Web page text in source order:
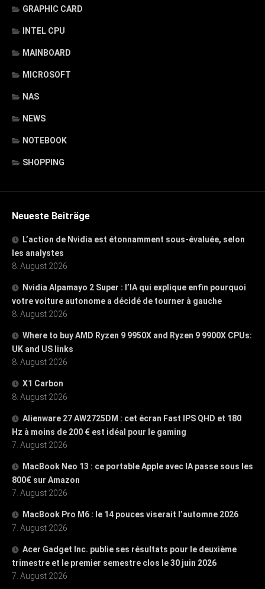
GRAPHIC CARD
INTEL CPU
MAINBOARD
MICROSOFT
NAS
NEWS
NOTEBOOK
SHOPPING
Neueste Beiträge
L’action de Nvidia est étonnamment sous-évaluée, selon
les analystes
8. August 2026
Nvidia Alpamayo 2 Super : l’IA qui explique enfin pourquoi
votre voiture autonome a décidé de tourner à gauche
8. August 2026
Where to buy AMD Ryzen 9 9950X and Ryzen 9 9900X CPUs:
UK and US links
8. August 2026
X1 Carbon
8. August 2026
Alienware 27 AW2725DM : cet écran Fast IPS QHD et 180
Hz à moins de 200 € est idéal pour le gaming
7. August 2026
MacBook Neo 13 : ce portable Apple avec IA passe sous les
800€ sur Amazon
7. August 2026
MacBook Pro M6 : le 14 pouces viserait l’automne 2026
7. August 2026
Acer Gadget Inc. publie ses résultats pour le deuxième
trimestre et le premier semestre clos le 30 juin 2026
7. August 2026